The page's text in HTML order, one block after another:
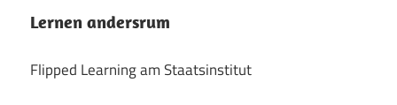
Lernen andersrum
Flipped Learning am Staatsinstitut